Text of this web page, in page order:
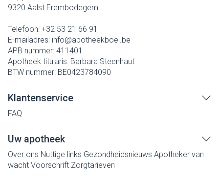
9320 Aalst Erembodegem
Telefoon: +32 53 21 66 91
E-mailadres: info@apotheekboel.be
APB nummer: 411401
Apotheek titularis: Barbara Steenhaut
BTW nummer: BE0423784090
Klantenservice
FAQ
Uw apotheek
Over ons Nuttige links Gezondheidsnieuws Apotheker van
wacht Voorschrift Zorgtarieven